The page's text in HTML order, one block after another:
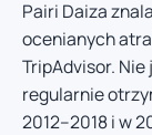
Pairi Daiza
ocenianych
TripAdvisor.
regularnie
2012–2018 i w